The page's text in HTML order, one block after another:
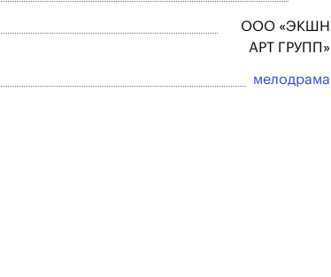
ООО «ЭКШН
АРТ ГРУПП»
мелодрама